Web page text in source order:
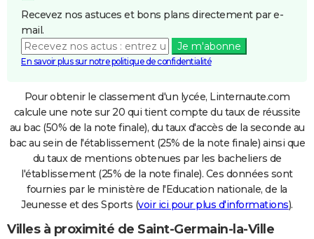
Recevez nos astuces et bons plans directement par e-
mail.
Je m'abonne
En savoir plus sur notre politique de confidentialité
Pour obtenir le classement d'un lycée, Linternaute.com
calcule une note sur 20 qui tient compte du taux de réussite
au bac (50% de la note finale), du taux d'accès de la seconde au
bac au sein de l'établissement (25% de la note finale) ainsi que
du taux de mentions obtenues par les bacheliers de
l'établissement (25% de la note finale). Ces données sont
fournies par le ministère de l'Education nationale, de la
Jeunesse et des Sports (voir ici pour plus d'informations).
Villes à proximité de Saint-Germain-la-Ville